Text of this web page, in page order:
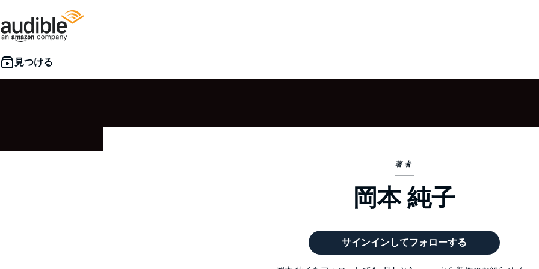
著者
岡本 純子
サインインしてフォローする